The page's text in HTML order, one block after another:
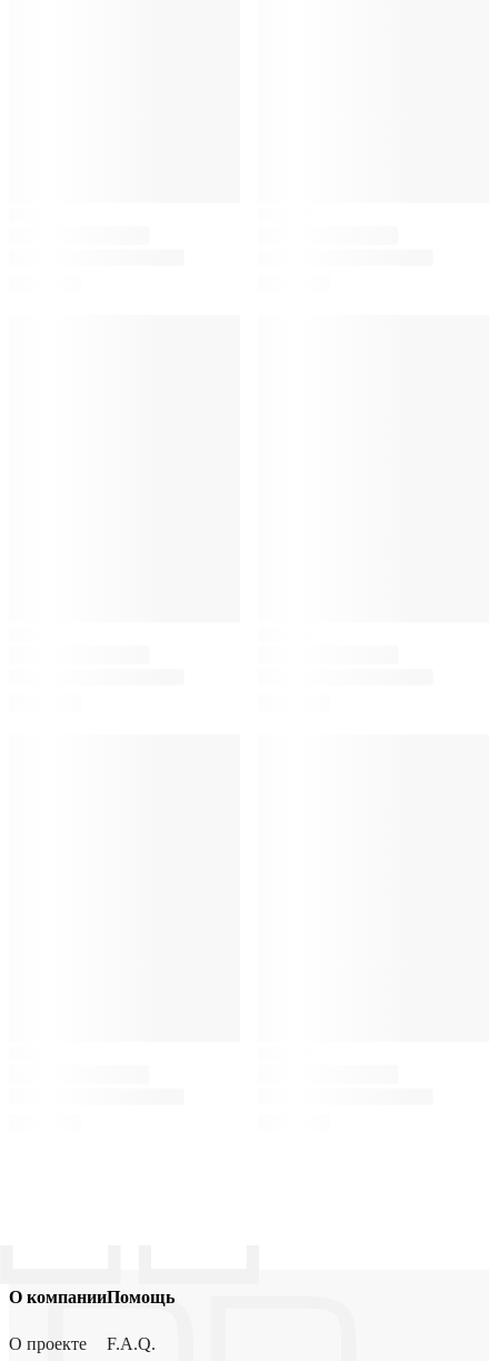
О компании
О проекте
Помощь
F.A.Q.